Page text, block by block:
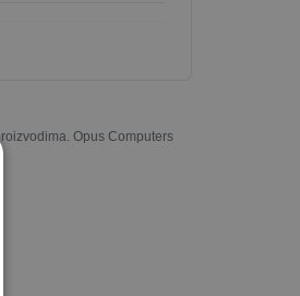
Opus Computers